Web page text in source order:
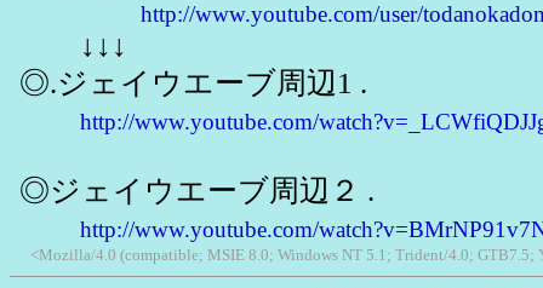
http://www.youtube.com/user/
↓↓↓
◎.ジェイウエーブ周辺1 .
http://www.youtube.com/
◎ジェイウエーブ周辺２ .
http://www.youtube.com/
<Mozilla/4.0 (compatible; MSIE 8.0; Windows NT 5.1; Trident/4.0; GTB7.5;